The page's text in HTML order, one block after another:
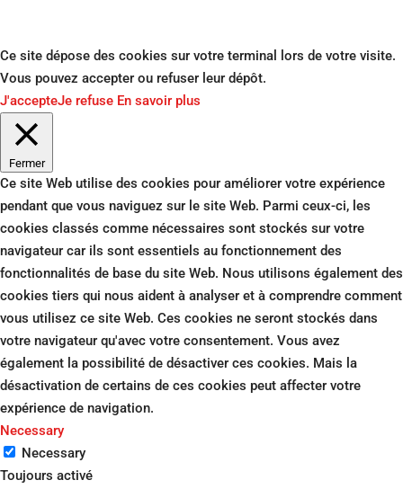
Ce site dépose des cookies sur votre terminal lors de votre visite.
Vous pouvez accepter ou refuser leur dépôt.
J'accepteJe refuse En savoir plus
Fermer
Ce site Web utilise des cookies pour améliorer votre expérience
pendant que vous naviguez sur le site Web. Parmi ceux-ci, les
cookies classés comme nécessaires sont stockés sur votre
navigateur car ils sont essentiels au fonctionnement des
fonctionnalités de base du site Web. Nous utilisons également des
cookies tiers qui nous aident à analyser et à comprendre comment
vous utilisez ce site Web. Ces cookies ne seront stockés dans
votre navigateur qu'avec votre consentement. Vous avez
également la possibilité de désactiver ces cookies. Mais la
désactivation de certains de ces cookies peut affecter votre
expérience de navigation.
Necessary
Necessary
Toujours activé